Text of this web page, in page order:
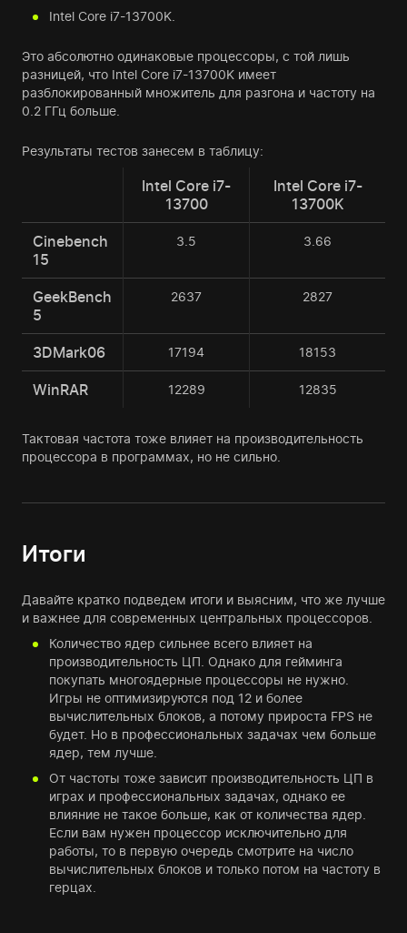
Intel Core i7-13700K.
Это абсолютно одинаковые процессоры, с той лишь
разницей, что Intel Core i7-13700K имеет
разблокированный множитель для разгона и частоту на
0.2 ГГц больше.
Результаты тестов занесем в таблицу:
Intel Core i7-
13700
Intel Core i7-
13700K
Cinebench
15
3.5 3.66
GeekBench
5
2637 2827
3DMark06 17194 18153
WinRAR 12289 12835
Тактовая частота тоже влияет на производительность
процессора в программах, но не сильно.
Итоги
Давайте кратко подведем итоги и выясним, что же лучше
и важнее для современных центральных процессоров.
Количество ядер сильнее всего влияет на
производительность ЦП. Однако для гейминга
покупать многоядерные процессоры не нужно.
Игры не оптимизируются под 12 и более
вычислительных блоков, а потому прироста FPS не
будет. Но в профессиональных задачах чем больше
ядер, тем лучше.
От частоты тоже зависит производительность ЦП в
играх и профессиональных задачах, однако ее
влияние не такое больше, как от количества ядер.
Если вам нужен процессор исключительно для
работы, то в первую очередь смотрите на число
вычислительных блоков и только потом на частоту в
герцах.